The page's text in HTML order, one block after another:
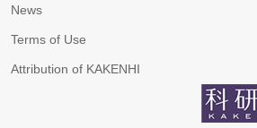
News
Terms of Use
Attribution of KAKENHI